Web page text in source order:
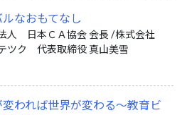
なおもてなし
人 日本ＣＡ協会 会長 /株式会社
ツク 代表取締役 真山美雪
変われば世界が変わる〜教育ビ